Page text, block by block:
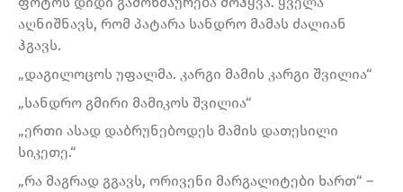
აღნიშნავს, რომ პატარა სანდრო მამას ძალიან
ჰგავს.
„დაგილოცოს უფალმა. კარგი მამის კარგი შვილია“
„სანდრო გმირი მამიკოს შვილია“
„ერთი ასად დაბრუნებოდეს მამის დათესილი
სიკეთე.“
„რა მაგრად გგავს, ორივენი მარგალიტები ხართ“ –